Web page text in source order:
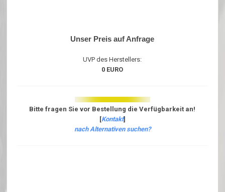
Unser Preis auf Anfrage
UVP des Herstellers:
0 EURO
Bitte fragen Sie vor Bestellung die Verfügbarkeit an!
[Kontakt]
nach Alternativen suchen?